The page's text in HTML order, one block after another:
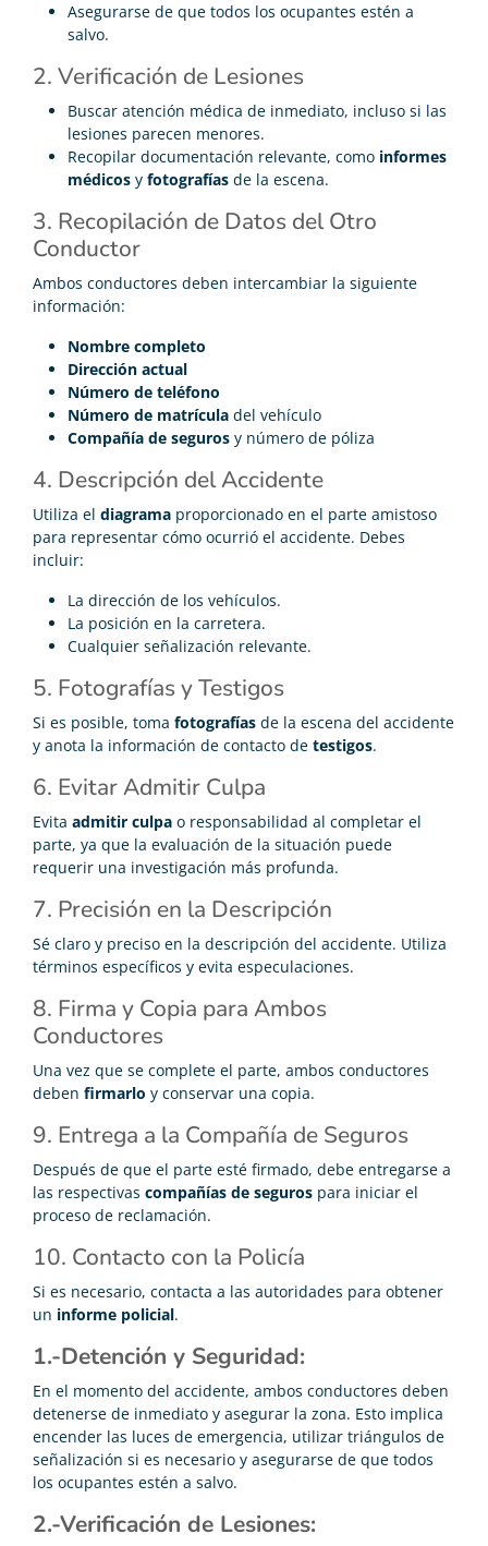
Asegurarse de que todos los ocupantes estén a
salvo.
2. Verificación de Lesiones
Buscar atención médica de inmediato, incluso si las
lesiones parecen menores.
Recopilar documentación relevante, como informes
médicos y fotografías de la escena.
3. Recopilación de Datos del Otro
Conductor
Ambos conductores deben intercambiar la siguiente
información:
Nombre completo
Dirección actual
Número de teléfono
Número de matrícula del vehículo
Compañía de seguros y número de póliza
4. Descripción del Accidente
Utiliza el diagrama proporcionado en el parte amistoso
para representar cómo ocurrió el accidente. Debes
incluir:
La dirección de los vehículos.
La posición en la carretera.
Cualquier señalización relevante.
5. Fotografías y Testigos
Si es posible, toma fotografías de la escena del accidente
y anota la información de contacto de testigos.
6. Evitar Admitir Culpa
Evita admitir culpa o responsabilidad al completar el
parte, ya que la evaluación de la situación puede
requerir una investigación más profunda.
7. Precisión en la Descripción
Sé claro y preciso en la descripción del accidente. Utiliza
términos específicos y evita especulaciones.
8. Firma y Copia para Ambos
Conductores
Una vez que se complete el parte, ambos conductores
deben firmarlo y conservar una copia.
9. Entrega a la Compañía de Seguros
Después de que el parte esté firmado, debe entregarse a
las respectivas compañías de seguros para iniciar el
proceso de reclamación.
10. Contacto con la Policía
Si es necesario, contacta a las autoridades para obtener
un informe policial.
1.-Detención y Seguridad:
En el momento del accidente, ambos conductores deben
detenerse de inmediato y asegurar la zona. Esto implica
encender las luces de emergencia, utilizar triángulos de
señalización si es necesario y asegurarse de que todos
los ocupantes estén a salvo.
2.-Verificación de Lesiones: